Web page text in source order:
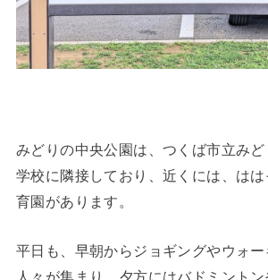
みどりの中央公園は、つくば市立み
学校に隣接しており、近くには、は
育園があります。
平日も、早朝からジョギングやウォ
人々が集まり、夕方にはバドミント